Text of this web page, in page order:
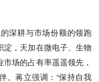
深耕与市场份额的领跑
，天加在微电子、生物
场的占有率遥遥领先，
。蒋立强调：“保持自我